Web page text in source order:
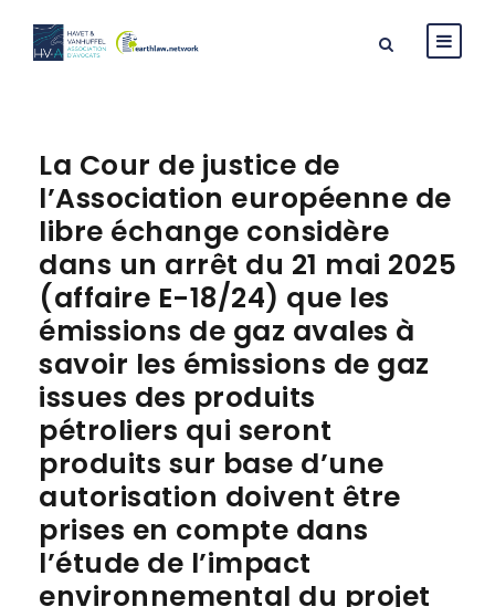
La Cour de justice de
l’Association européenne de
libre échange considère
dans un arrêt du 21 mai 2025
(affaire E-18/24) que les
émissions de gaz avales à
savoir les émissions de gaz
issues des produits
pétroliers qui seront
produits sur base d’une
autorisation doivent être
prises en compte dans
l’étude de l’impact
environnemental du projet